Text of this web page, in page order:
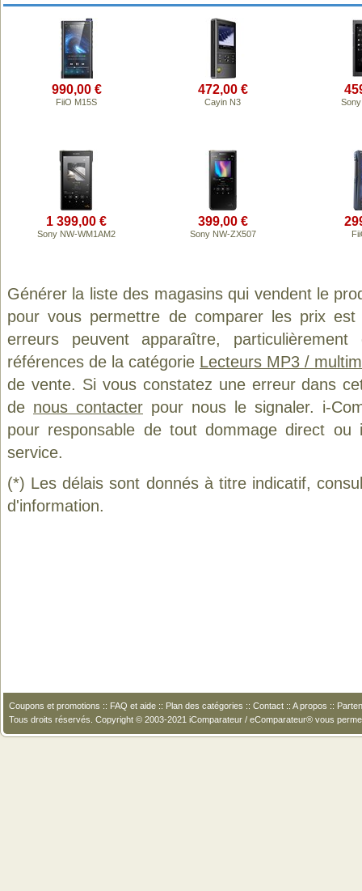
990,00 €
FiiO M15S
472,00 €
Cayin N3
1 399,00 €
Sony NW-WM1AM2
399,00 €
Sony NW-ZX507
Générer la liste des magasins qui vendent le
pour vous permettre de comparer les prix
erreurs peuvent apparaître,
références de la catégorie Lecteurs MP3 /
de vente. Si vous constatez une erreur dans
de nous contacter pour nous le signaler. i-
pour responsable de tout dommage direct
service.
(*) Les délais sont donnés à titre indicatif,
d'information.
Coupons et promotions :: FAQ et aide :: Plan des catégories :: Contact :: A propos ::
Tous droits réservés. Copyright © 2003-2021 iComparateur / eComparateur® vous